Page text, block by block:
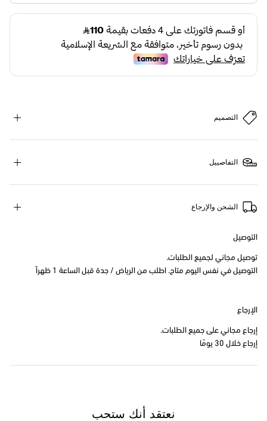
التصميم
التفاصييل
الشحن والإرجاع
التوصيل
توصيل مجاني لجميع الطلبات.
التوصيل في نفس اليوم متاح. اطلب من الرياض / جدة قبل الساعة 1 ظهراً
الإرجاع
إرجاع مجاني على جميع الطلبات.
إرجاع خلال 30 يومًا
نعتقد أنك ستحب